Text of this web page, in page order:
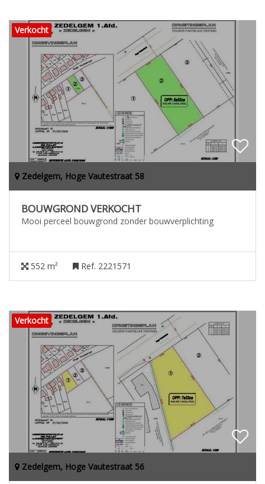
Verkocht
Zedelgem, Hoge Vautestraat 58
BOUWGROND VERKOCHT
Mooi perceel bouwgrond zonder bouwverplichting
552 m² Ref. 2221571
Verkocht
Zedelgem, Hoge Vautestraat 56